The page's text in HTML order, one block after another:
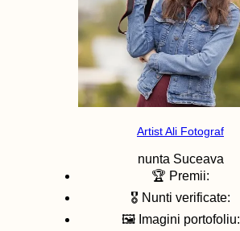
Artist Ali Fotograf
nunta Suceava
🏆 Premii:
🎖️ Nunti verificate:
🖼️ Imagini portofoliu: